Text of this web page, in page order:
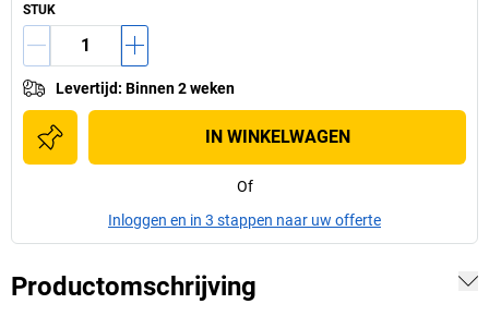
STUK
Levertijd: Binnen 2 weken
IN WINKELWAGEN
Of
Inloggen en in 3 stappen naar uw offerte
Productomschrijving